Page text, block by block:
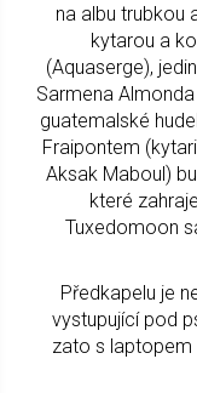
na albu trubkou
kytarou a
(Aquaserge),
Sarmena
guatemalské
Fraipontem
Aksak Maboul)
které
Tuxedomoon
Předkapelu je
vystupující pod
zato s laptopem